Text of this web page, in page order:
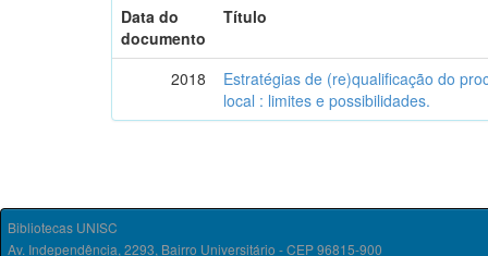
Data do
documento
Título
2018
Estratégias de (re)qualificação do
local : limites e possibilidades.
Bibliotecas UNISC
Av. Independência, 2293, Bairro Universitário - CEP 96815-900